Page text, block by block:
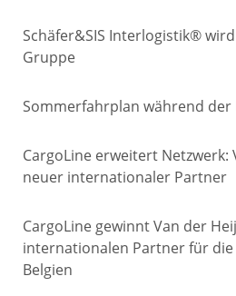
Schäfer&SIS Interlogistik®
Gruppe
Sommerfahrplan während der
CargoLine erweitert Netzwerk:
neuer internationaler Partner
CargoLine gewinnt Van der
internationalen Partner für
Belgien